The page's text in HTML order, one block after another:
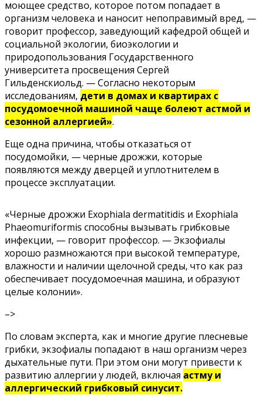
моющее средство, которое потом попадает в
организм человека и наносит непоправимый вред, —
говорит профессор, заведующий кафедрой общей и
социальной экологии, биоэкологии и
природопользования Государственного
университета просвещения Сергей
Гильденскиольд. — Согласно некоторым
исследованиям, дети в домах и квартирах с
посудомоечной машиной чаще болеют астмой и
сезонной аллергией».
Еще одна причина, чтобы отказаться от
посудомойки, — черные дрожжи, которые
появляются между дверцей и уплотнителем в
процессе эксплуатации.
«Черные дрожжи Exophiala dermatitidis и Exophiala
Phaeomuriformis способны вызывать грибковые
инфекции, — говорит профессор. — Экзофиалы
хорошо размножаются при высокой температуре,
влажности и наличии щелочной среды, что как раз
обеспечивает посудомоечная машина, и образуют
целые колонии».
–>
По словам эксперта, как и многие другие плесневые
грибки, экзофиалы попадают в наш организм через
дыхательные пути. При этом они могут привести к
развитию аллергии у людей, включая астму и
аллергический грибковый синусит.